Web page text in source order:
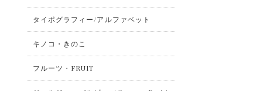
タイポグラフィー/アルファベット
キノコ・きのこ
フルーツ・FRUIT